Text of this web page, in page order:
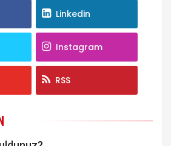
Linkedin
Instagram
RSS